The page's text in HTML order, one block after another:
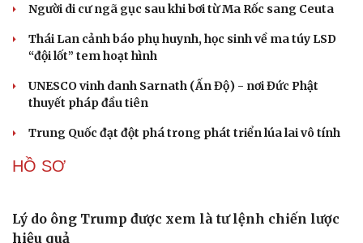
Người di cư ngã gục sau khi bơi từ Ma Rốc sang Ceuta
Thái Lan cảnh báo phụ huynh, học sinh về ma túy LSD
“đội lốt” tem hoạt hình
UNESCO vinh danh Sarnath (Ấn Độ) - nơi Đức Phật
thuyết pháp đầu tiên
Trung Quốc đạt đột phá trong phát triển lúa lai vô tính
HỒ SƠ
Lý do ông Trump được xem là tư lệnh chiến lược
hiệu quả